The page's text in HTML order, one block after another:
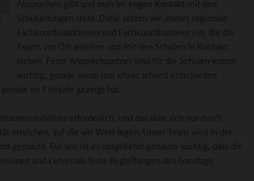
Absprachen gibt und man im engen Kontakt mit den
Schulleitungen steht. Dafür setzen wir immer regionale
Fachkoordinatorinnen und Fachkoordinatoren ein, die die
Teams vor Ort anleiten und mit den Schulen in Kontakt
stehen. Feste Ansprechpartner sind für die Schulen enorm
wichtig, gerade wenn mal etwas schnell entschieden
im Frühjahr gezeigt hat.
erforderlich, und das lässt sich nur durch
erreichen, auf die wir Wert legen. Unser Team wird in der
gemacht. Für uns ist es umgekehrt genauso wichtig, dass die
und Lehrer als feste Begleitungen des Ganztags